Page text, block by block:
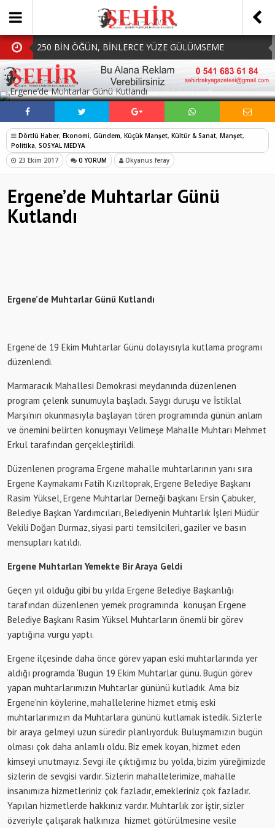
250 BİN ÖĞÜN, BİNLERCE YÜZE GÜLÜMSEME
BAŞKAN MÜGE YILDIZ TOPAK: ‘SOSYAL
BELEDİYECİLİKTE HİÇBİR HEMŞERİMİZİ YALNIZ
BIRAKMIYORUZ!’
MHP Çorlu İlçe Teşkilatında Yeni Dönem Başladı:
Mazbatalar Alındı
Dolu Vurdu, Büyükşehir Üreticiyi Yalnız Bırakmadı
SOFRALARDA BEREKETİ, GÖNÜLLERDE DAYANIŞMAYI
BÜYÜTÜYORUZ!
SOSYAL MEDYADA PAYLAŞ
Dörtlü Haber, Ekonomi, Gündem, Küçük Manşet, Kültür & Sanat, Manşet,
Politika, SOSYAL MEDYA
23 Ekim 2017
0 YORUM Okyanus feray
Ergene’de Muhtarlar Günü
Kutlandı
Ergene’de Muhtarlar Günü Kutlandı
Ergene’de 19 Ekim Muhtarlar Günü dolayısıyla kutlama programı
düzenlendi.
Marmaracık Mahallesi Demokrasi meydanında düzenlenen
program çelenk sunumuyla başladı. Saygı duruşu ve İstiklal
Marşı’nın okunmasıyla başlayan tören programında günün anlam
ve önemini belirten konuşmayı Velimeşe Mahalle Muhtarı Mehmet
Erkul tarafından gerçekleştirildi.
Düzenlenen programa Ergene mahalle muhtarlarının yanı sıra
Ergene Kaymakamı Fatih Kızıltoprak, Ergene Belediye Başkanı
Rasim Yüksel, Ergene Muhtarlar Derneği başkanı Ersin Çabuker,
Belediye Başkan Yardımcıları, Belediyenin Muhtarlık İşleri Müdür
Vekili Doğan Durmaz, siyasi parti temsilcileri, gaziler ve basın
mensupları katıldı.
Ergene Muhtarları Yemekte Bir Araya Geldi
Geçen yıl olduğu gibi bu yılda Ergene Belediye Başkanlığı
tarafından düzenlenen yemek programında konuşan Ergene
Belediye Başkanı Rasim Yüksel Muhtarların önemli bir görev
yaptığına vurgu yaptı.
Ergene ilçesinde daha önce görev yapan eski muhtarlarında yer
aldığı programda ‘Bugün 19 Ekim Muhtarlar günü. Bugün görev
yapan muhtarlarımızın Muhtarlar gününü kutladık. Ama biz
Ergene’nin köylerine, mahallelerine hizmet etmiş eski
muhtarlarımızın da Muhtarlara gününü kutlamak istedik. Sizlerle
bir araya gelmeyi uzun süredir planlıyorduk. Buluşmamızın bugün
olması çok daha anlamlı oldu. Biz emek koyan, hizmet eden
kimseyi unutmayız. Sevgi ile çıktığımız bu yolda, bizim yüreğimizde
sizlerin de sevgisi vardır. Sizlerin mahallelerimize, mahalle
insanımıza hizmetleriniz çok fazladır, emekleriniz çok fazladır.
Yapılan hizmetlerde hakkınız vardır. Muhtarlık zor iştir, sizler
özveriyle çalışarak halkınıza hizmet götürülmesine vesile